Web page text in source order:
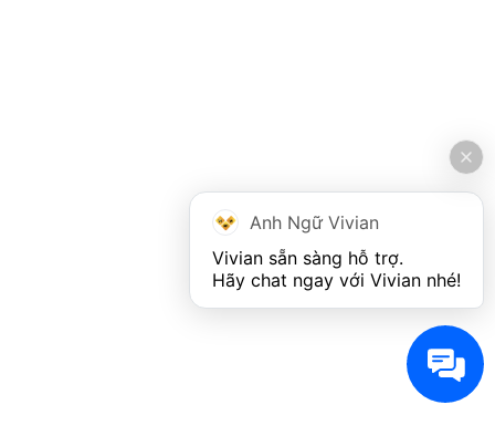
Anh Ngữ Vivian
Vivian sẵn sàng hỗ trợ.
Hãy chat ngay với Vivian nhé!